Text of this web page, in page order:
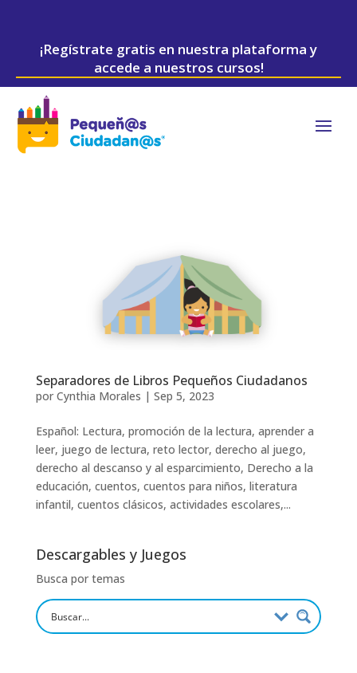
¡Regístrate gratis en nuestra plataforma y
accede a nuestros cursos!
Separadores de Libros Pequeños Ciudadanos
por Cynthia Morales | Sep 5, 2023
Español: Lectura, promoción de la lectura, aprender a
leer, juego de lectura, reto lector, derecho al juego,
derecho al descanso y al esparcimiento, Derecho a la
educación, cuentos, cuentos para niños, literatura
infantil, cuentos clásicos, actividades escolares,...
Descargables y Juegos
Busca por temas